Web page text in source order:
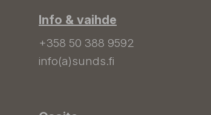
Info & vaihde
+358 50 388 9592
info(a)sunds.fi